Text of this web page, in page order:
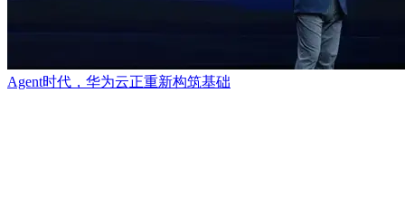
Agent时代，华为云正重新构筑基础